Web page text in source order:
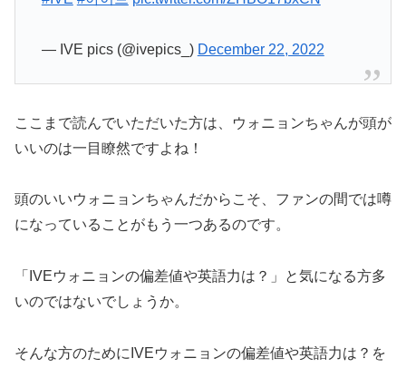
— IVE pics (@ivepics_) December 22, 2022
ここまで読んでいただいた方は、ウォニョンちゃんが頭が
いいのは一目瞭然ですよね！
頭のいいウォニョンちゃんだからこそ、ファンの間では噂
になっていることがもう一つあるのです。
「IVEウォニョンの偏差値や英語力は？」と気になる方多
いのではないでしょうか。
そんな方のためにIVEウォニョンの偏差値や英語力は？を